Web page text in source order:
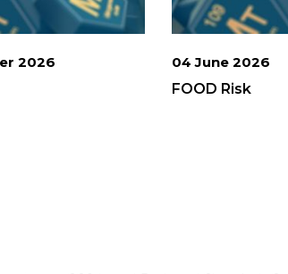
2026
04 June 2026
FOOD Risk